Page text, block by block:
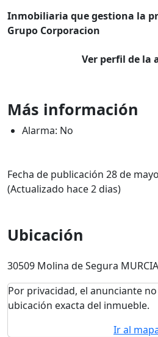
Inmobiliaria que gestiona la
Grupo Corporacion
Ver perfil de la
Más información
Alarma: No
Fecha de publicación 28 de
(Actualizado hace 2 dias)
Ubicación
30509 Molina de Segura
Por privacidad, el anunciante
ubicación exacta del inmueble.
Ir al